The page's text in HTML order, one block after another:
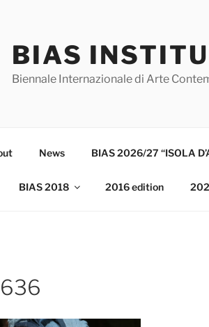
BIAS
Biennale Internazionale di Arte
News BIAS 2026/27 “ISOLA
BIAS 2018 2016 edition